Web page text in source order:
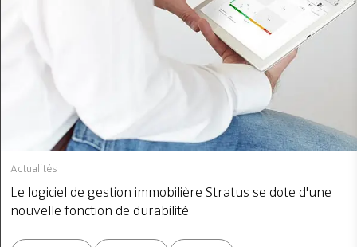
Actualités
Le logiciel de gestion immobilière Stratus se dote d'une
nouvelle fonction de durabilité